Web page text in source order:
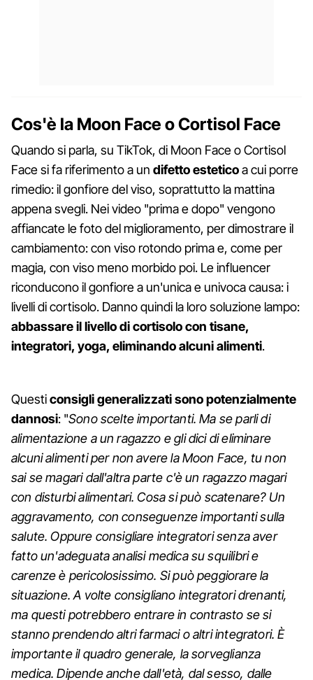
Cos'è la Moon Face o Cortisol Face
Quando si parla, su TikTok, di Moon Face o Cortisol
Face si fa riferimento a un difetto esteticoa cui porre
rimedio: il gonfiore del viso, soprattutto la mattina
appena svegli. Nei video "prima e dopo" vengono
affiancate le foto del miglioramento, per dimostrare il
cambiamento: con viso rotondo prima e, come per
magia, con viso meno morbido poi. Le influencer
riconducono il gonfiore a un'unica e univoca causa: i
livelli di cortisolo. Danno quindi la loro soluzione lampo:
abbassare il livello di cortisolo con tisane,
integratori, yoga, eliminando alcuni alimenti.
Questiconsigli generalizzati sono potenzialmente
dannosi: "Sono scelte importanti. Ma se parli di
alimentazione a un ragazzo e gli dici di eliminare
alcuni alimenti per non avere la Moon Face, tu non
sai se magari dall'altra parte c'è un ragazzo magari
con disturbi alimentari. Cosa si può scatenare? Un
aggravamento, con conseguenze importanti sulla
salute. Oppure consigliare integratori senza aver
fatto un'adeguata analisi medica su squilibri e
carenze è pericolosissimo. Si può peggiorare la
situazione. A volte consigliano integratori drenanti,
ma questi potrebbero entrare in contrasto se si
stanno prendendo altri farmaci o altri integratori. È
importante il quadro generale, la sorveglianza
medica. Dipende anche dall'età, dal sesso, dalle